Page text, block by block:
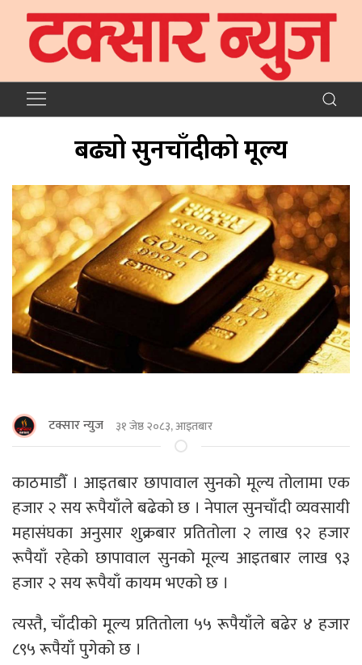
बढ्यो सुनचाँदीको मूल्य
टक्सार न्युज ३१ जेष्ठ २०८३, आइतबार
काठमाडौँ । आइतबार छापावाल सुनको मूल्य तोलामा एक
हजार २ सय रूपैयाँले बढेको छ । नेपाल सुनचाँदी व्यवसायी
महासंघका अनुसार शुक्रबार प्रतितोला २ लाख ९२ हजार
रूपैयाँ रहेको छापावाल सुनको मूल्य आइतबार लाख ९३
हजार २ सय रूपैयाँ कायम भएको छ ।
त्यस्तै, चाँदीको मूल्य प्रतितोला ५५ रूपैयाँले बढेर ४ हजार
८९५ रूपैयाँ पुगेको छ ।